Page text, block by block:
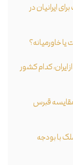
ایرانیان در
یا خاورمیانه؟
ایران، کدام کشور
قبرس
با بودجه